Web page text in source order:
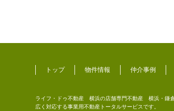
トップ 物件情報 仲介事例
ライフ・ドゥ不動産 横浜の店舗専門不動産 横浜・鎌
広く対応する事業用不動産トータルサービスです。